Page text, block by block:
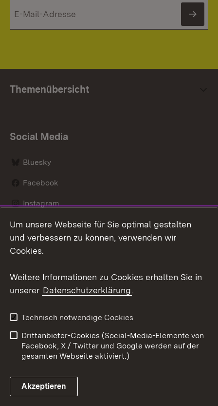
Themenübersicht
Social Media
Bluesky
Facebook
Instagram
LinkedIn
Link zum Landesportal
Datenschutz
Barrierefreiheit
Impressum
Cookies
Um unsere Webseite für Sie optimal gestalten
und verbessern zu können, verwenden wir
Cookies.
Weitere Informationen zu Cookies erhalten Sie in
unserer Datenschutzerklärung.
Technisch notwendige Cookies
Drittanbieter-Cookies (Social-Media-Elemente von
Facebook, X / Twitter und Google werden auf der
gesamten Webseite aktiviert.)
Akzeptieren